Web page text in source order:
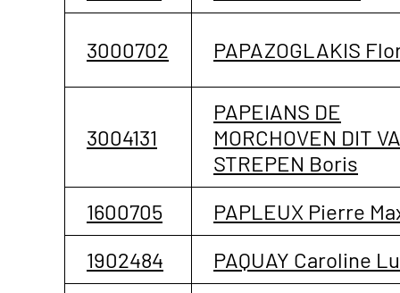
3000702 PAPAZOGLAKIS
3004131
PAPEIANS DE
MORCHOVEN DIT
STREPEN Boris
1600705
PAPLEUX Pierre
1902484
PAQUAY Caroline